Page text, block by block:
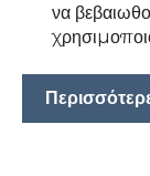
να